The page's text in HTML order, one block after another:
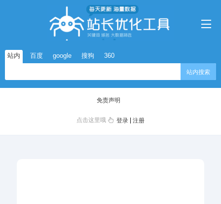
站内 百度 google 搜狗 360
站内搜索
免责声明
点击这里哦 登录 |注册